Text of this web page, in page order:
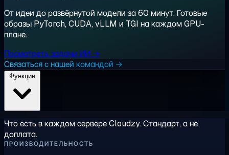
От идеи до развёрнутой модели за 60 минут. Готовые
образы PyTorch, CUDA, vLLM и TGI на каждом GPU-
плане.
Посмотреть задачи ИИ →
Связаться с нашей командой →
Что есть в каждом сервере Cloudzy. Стандарт, а не
доплата.
ПРОИЗВОДИТЕЛЬНОСТЬ